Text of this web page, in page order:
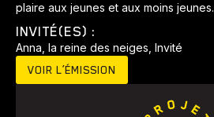
plaire aux jeunes et aux moins jeunes.
INVITÉ(ES) :
Anna, la reine des neiges, Invité
VOIR L’ÉMISSION